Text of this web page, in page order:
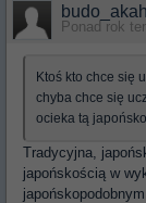
Ponad rok
Ktoś kto chce się
chyba chce się
ocieka tą
Tradycyjna,
japońskością w